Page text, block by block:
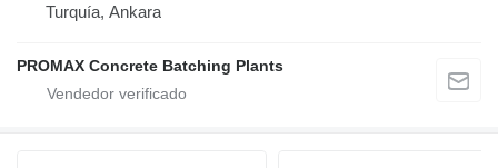
Turquía, Ankara
PROMAX Concrete Batching Plants